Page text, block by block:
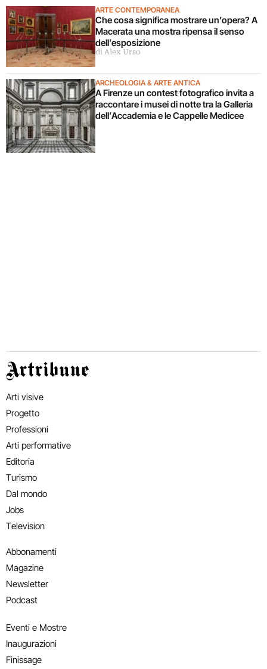
ARTE CONTEMPORANEA
Che cosa significa mostrare un’opera? A
Macerata una mostra ripensa il senso
dell’esposizione
di Alex Urso
ARCHEOLOGIA & ARTE ANTICA
A Firenze un contest fotografico invita a
raccontare i musei di notte tra la Galleria
dell’Accademia e le Cappelle Medicee
Artribune
Arti visive
Progetto
Professioni
Arti performative
Editoria
Turismo
Dal mondo
Jobs
Television
Abbonamenti
Magazine
Newsletter
Podcast
Eventi e Mostre
Inaugurazioni
Finissage